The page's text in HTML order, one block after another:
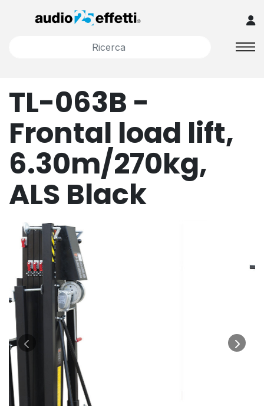
TL-063B -
Frontal load lift,
6.30m/270kg,
ALS Black